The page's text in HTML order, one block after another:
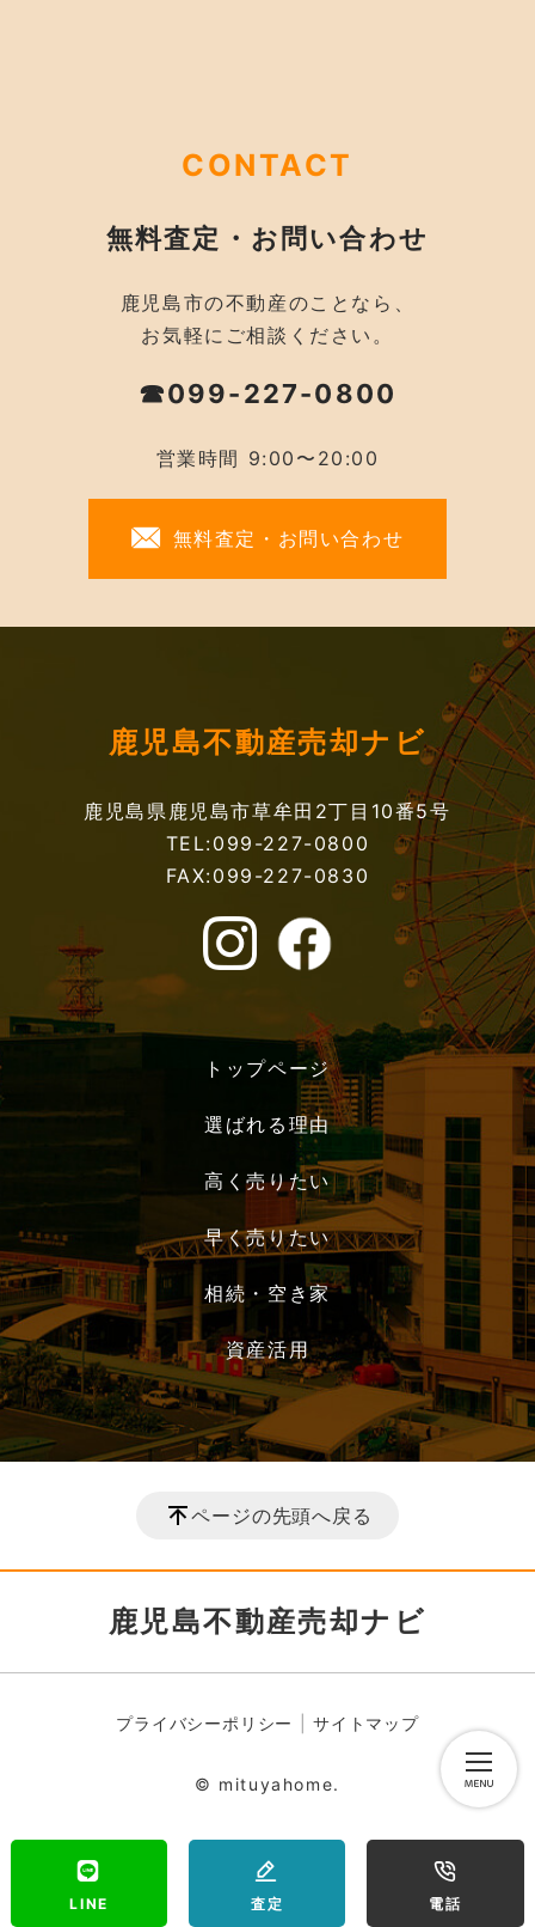
LINE 査定 電話
CONTACT
無料査定・お問い合わせ
鹿児島市の不動産のことなら、
お気軽にご相談ください。
☎099-227-0800
営業時間 9:00〜20:00
無料査定・お問い合わせ
鹿児島不動産売却ナビ
鹿児島県鹿児島市草牟田2丁目10番5号
TEL:099-227-0800
FAX:099-227-0830
トップページ
選ばれる理由
高く売りたい
早く売りたい
相続・空き家
資産活用
ページの先頭へ戻る
鹿児島不動産売却ナビ
プライバシーポリシー サイトマップ
© mituyahome.